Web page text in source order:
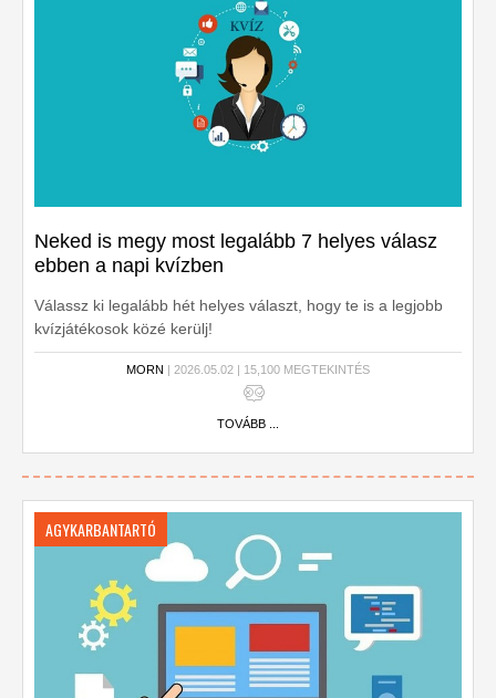
Neked is megy most legalább 7 helyes válasz
ebben a napi kvízben
Válassz ki legalább hét helyes választ, hogy te is a legjobb
kvízjátékosok közé kerülj!
MORN | 2026.05.02 | 15,100 MEGTEKINTÉS
TOVÁBB ...
AGYKARBANTARTÓ